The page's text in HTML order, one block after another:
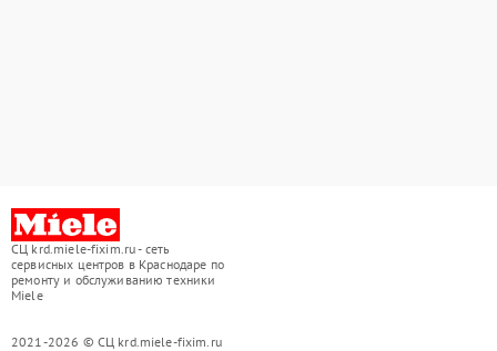
СЦ krd.miele-fixim.ru - сеть
сервисных центров в Краснодаре по
ремонту и обслуживанию техники
Miele
2021-2026 © СЦ krd.miele-fixim.ru